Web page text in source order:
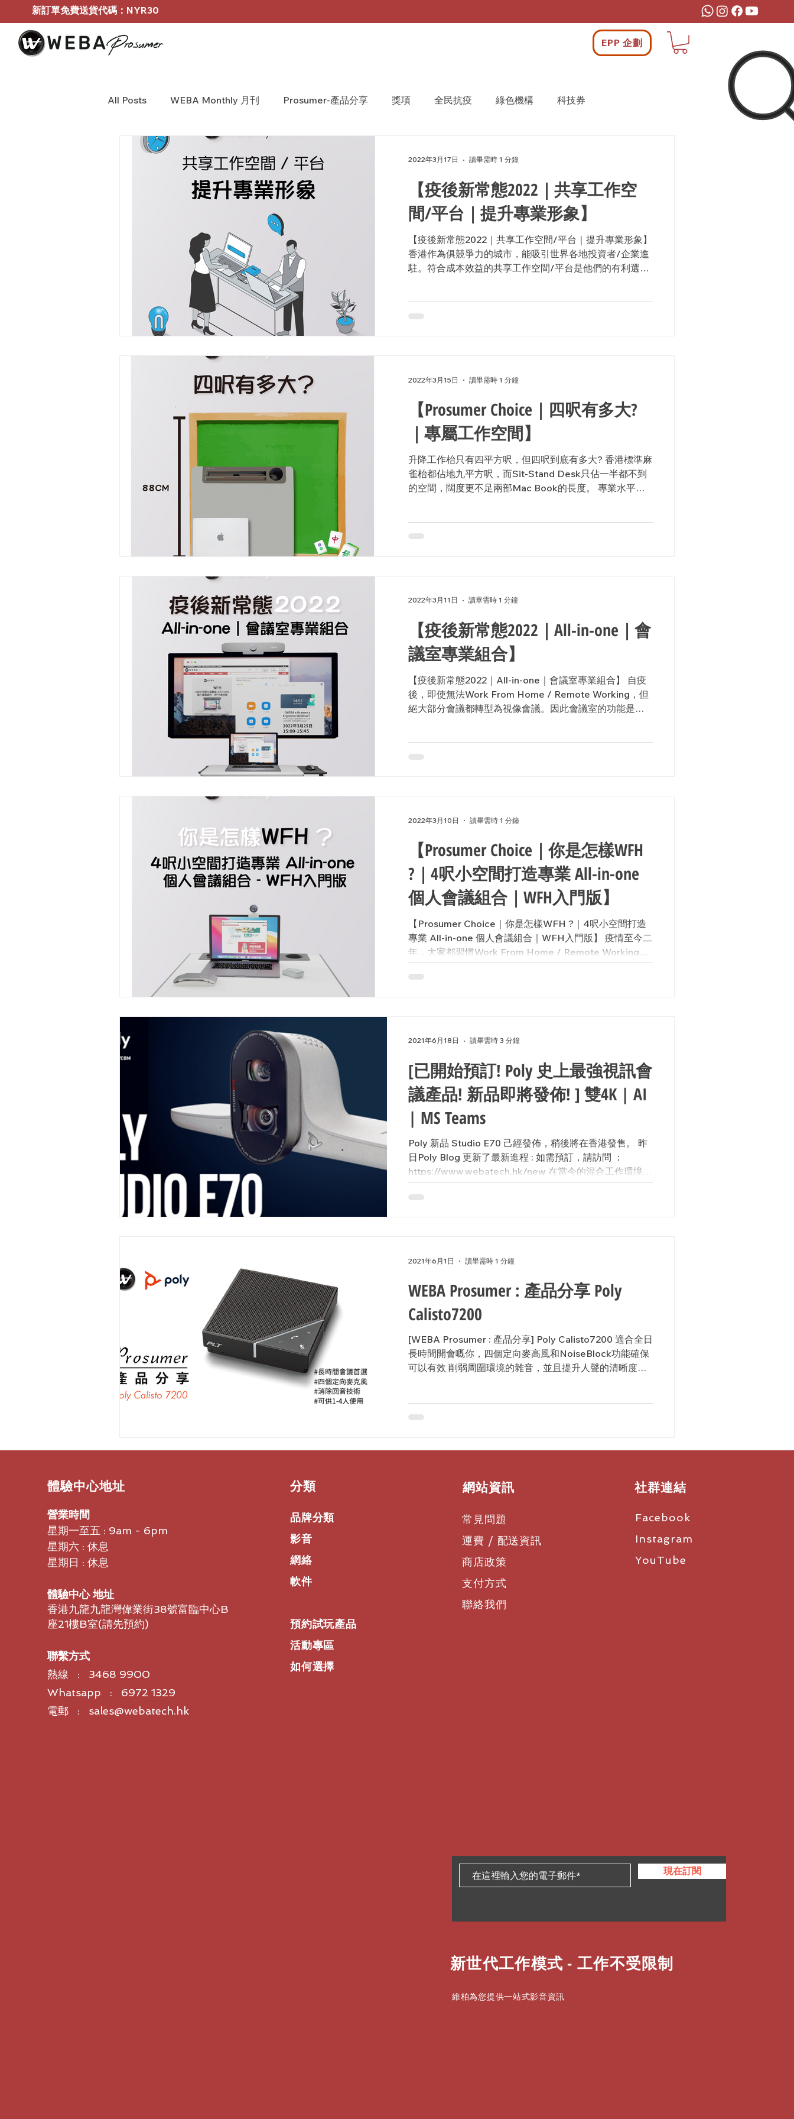
新訂單免費送貨代碼：NYR30
EPP 企劃
All Posts WEBA Monthly 月刊 Prosumer-產品分享 獎項 全民抗疫 綠色機構 科技券
BOSE Profressional
【疫後新常態2022｜共享工作空
間/平台｜提升專業形象】
【疫後新常態2022｜共享工作空間/平台｜提升專業形象】
香港作為俱競爭力的城市，能吸引世界各地投資者/企業進
駐。符合成本效益的共享工作空間/平台是他們的有利選
2022年3月17日 讀畢需時 1 分鐘
【Prosumer Choice｜四呎有多大?
｜專屬工作空間】
升降工作枱只有四平方呎，但四呎到底有多大? 香港標準麻
雀枱都佔地九平方呎，而Sit-Stand Desk只佔一半都不到
的空間，闊度更不足兩部Mac Book的長度。 專業水平其
2022年3月15日 讀畢需時 1 分鐘
【疫後新常態2022｜All-in-one｜會
議室專業組合】
【疫後新常態2022｜All-in-one｜會議室專業組合】 自疫
後，即使無法Work From Home / Remote Working，但
絕大部分會議都轉型為視像會議。因此會議室的功能是否
2022年3月11日 讀畢需時 1 分鐘
【Prosumer Choice｜你是怎樣WFH
?｜4呎小空間打造專業 All-in-one
個人會議組合｜WFH入門版】
【Prosumer Choice｜你是怎樣WFH ?｜4呎小空間打造
專業 All-in-one 個人會議組合｜WFH入門版】 疫情至今二
年，大家都習慣Work From Home / Remote Working，
身處香港彈丸之地就未必每個人都有足夠環境條件WFH。
為此，W...
2022年3月10日 讀畢需時 1 分鐘
[已開始預訂! Poly 史上最強視訊會
議產品! 新品即將發佈! ] 雙4K | AI
| MS Teams
Poly 新品 Studio E70 己經發佈，稍後將在香港發售。 昨
日Poly Blog 更新了最新進程 : 如需預訂，請訪問 ：
https://www.webatech.hk/new 在當今的混合工作環境
中，無論在何處工作，遠程加入會議的參與者都感覺好像
與團隊成員坐在一...
2021年6月18日 讀畢需時 3 分鐘
WEBA Prosumer : 產品分享 Poly
Calisto7200
[WEBA Prosumer : 產品分享] Poly Calisto7200 適合全日
長時間開會嘅你，四個定向麥高風和NoiseBlock功能確保
可以有效 削弱周圍環境的雜音，並且提升人聲的清晰度，
2021年6月1日 讀畢需時 1 分鐘
​體驗中心地址
營業時間
星期一至五 : 9am - 6pm
星期六 : 休息
星期日 : 休息
體驗中心 地址
香港九龍九龍灣偉業街38號富臨中心B
座21樓B室​(請先預約)
聯繫方式
熱線 : 3468 9900
Whatsapp : 6972 1329
電郵 : sales@webatech.hk
​分類
品牌分類
影音
網絡
軟件
預約試玩產品
活動專區
如何選擇
​網站資訊
常見問題
運費 / 配送資訊
商店政策
支付方式
聯絡我們
社群連結
Facebook
Instagram
YouTube
現在訂閱
新世代工作模式 - 工作不受限制
維柏為您提供一站式影音資訊